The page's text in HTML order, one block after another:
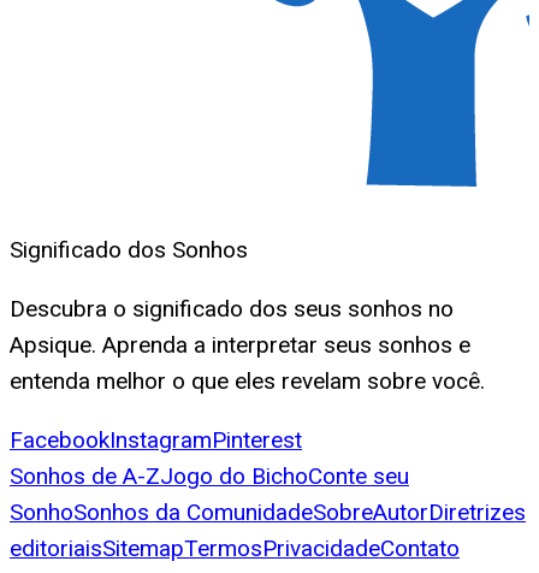
Significado dos Sonhos
Descubra o significado dos seus sonhos no
Apsique. Aprenda a interpretar seus sonhos e
entenda melhor o que eles revelam sobre você.
FacebookInstagramPinterest
Sonhos de A-ZJogo do BichoConte seu
SonhoSonhos da ComunidadeSobreAutorDiretrizes
editoriaisSitemapTermosPrivacidadeContato